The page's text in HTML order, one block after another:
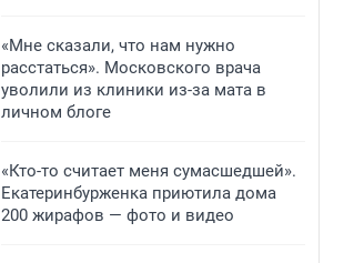
«Мне сказали, что нам нужно
расстаться». Московского врача
уволили из клиники из-за мата в
личном блоге
«Кто-то считает меня сумасшедшей».
Екатеринбурженка приютила дома
200 жирафов — фото и видео